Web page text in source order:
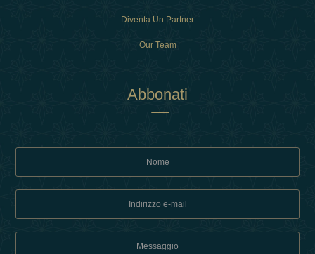
Diventa Un Partner
Our Team
Abbonati